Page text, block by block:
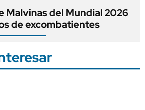
Malvinas del Mundial 2026
de excombatientes